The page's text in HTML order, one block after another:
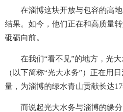
在淄博这块开放与包容的高地
结果。如今，他们正在和高质量
砥砺向前。
在我们“看不见”的地方，光大
（以下简称“光大水务”）正在用
量，为淄博的绿水青山贡献长达17
而说起光大水务与淄博的缘分